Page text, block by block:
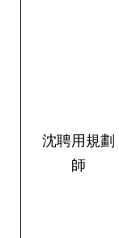
沈聘用規劃
師